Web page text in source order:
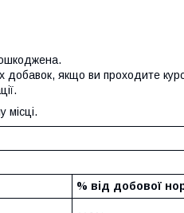
якщо ви проходите курс
місці.
% від добової